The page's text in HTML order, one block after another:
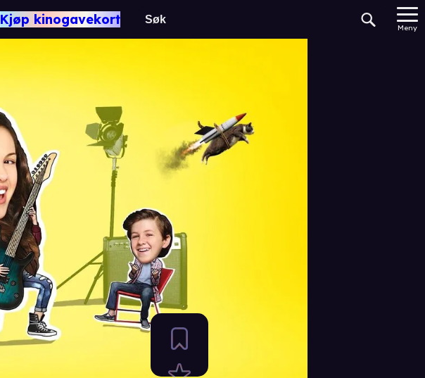
Kjøp kinogavekort
Meny